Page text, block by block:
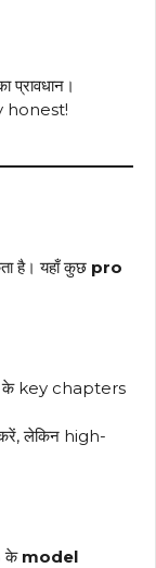
प्रावधान।
honest!
है। यहाँ कुछ pro
के key chapters
करें, लेकिन high-
के model